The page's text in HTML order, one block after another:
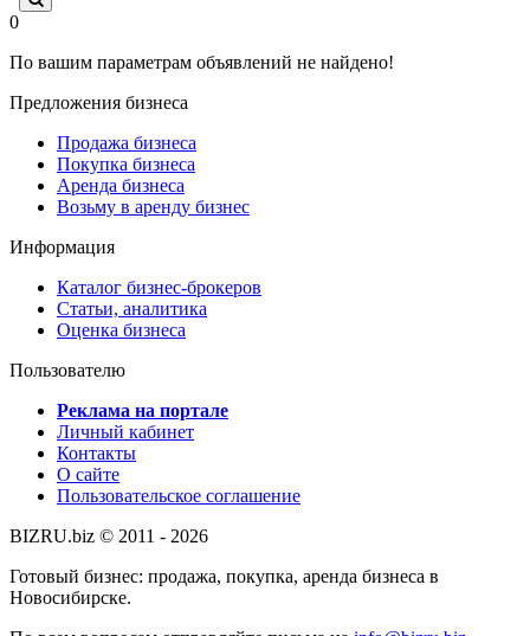
0
По вашим параметрам объявлений не найдено!
Предложения бизнеса
Продажа бизнеса
Покупка бизнеса
Аренда бизнеса
Возьму в аренду бизнес
Информация
Каталог бизнес-брокеров
Статьи, аналитика
Оценка бизнеса
Пользователю
Реклама на портале
Личный кабинет
Контакты
О сайте
Пользовательское соглашение
BIZRU.biz © 2011 - 2026
Готовый бизнес: продажа, покупка, аренда бизнеса в
Новосибирске.